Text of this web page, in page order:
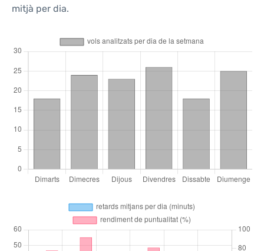
mitjà per dia.